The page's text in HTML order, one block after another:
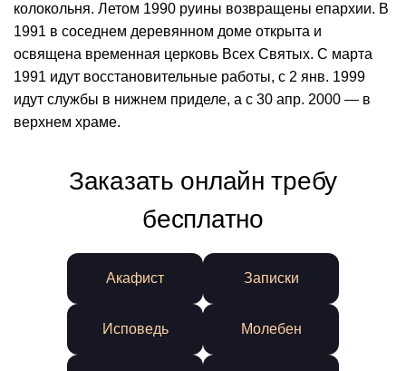
колокольня. Летом 1990 руины возвращены епархии. В
1991 в соседнем деревянном доме открыта и
освящена временная церковь Всех Святых. С марта
1991 идут восстановительные работы, с 2 янв. 1999
идут службы в нижнем приделе, а с 30 апр. 2000 — в
верхнем храме.
Заказать онлайн требу
бесплатно
Акафист Записки
Исповедь Молебен